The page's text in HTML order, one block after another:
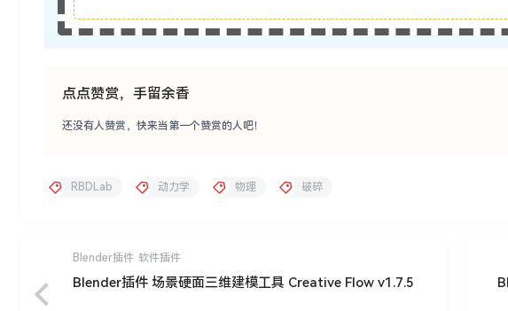
点点赞赏，手留余香
还没有人赞赏，快来当第一个赞赏的人吧！
RBDLab 动力学 物理 破碎
Blender插件 软件插件
Blender插件 场景硬面三维建模工具 Creative Flow v1.7.5